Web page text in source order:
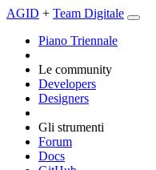
AGID + Team Digitale
Piano Triennale
Le community
Developers
Designers
Gli strumenti
Forum
Docs